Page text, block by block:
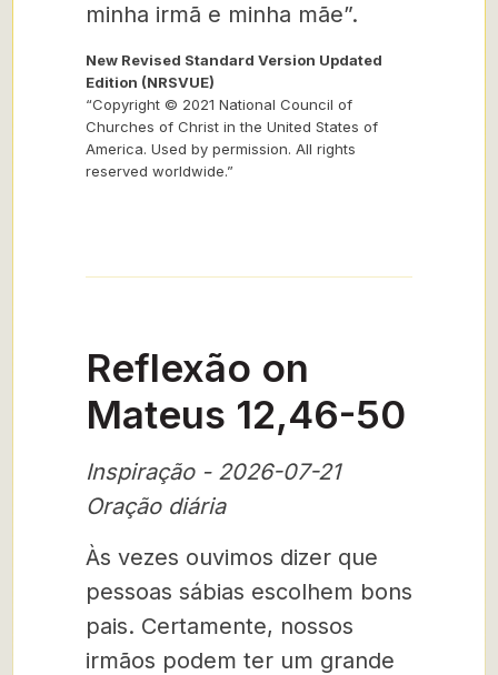
minha irmã e minha mãe”.
New Revised Standard Version Updated
Edition (NRSVUE)
“Copyright © 2021 National Council of
Churches of Christ in the United States of
America. Used by permission. All rights
reserved worldwide.”
Reflexão on
Mateus 12,46-50
Inspiração - 2026-07-21
Oração diária
Às vezes ouvimos dizer que
pessoas sábias escolhem bons
pais. Certamente, nossos
irmãos podem ter um grande